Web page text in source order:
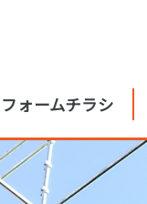
ォームチラシ